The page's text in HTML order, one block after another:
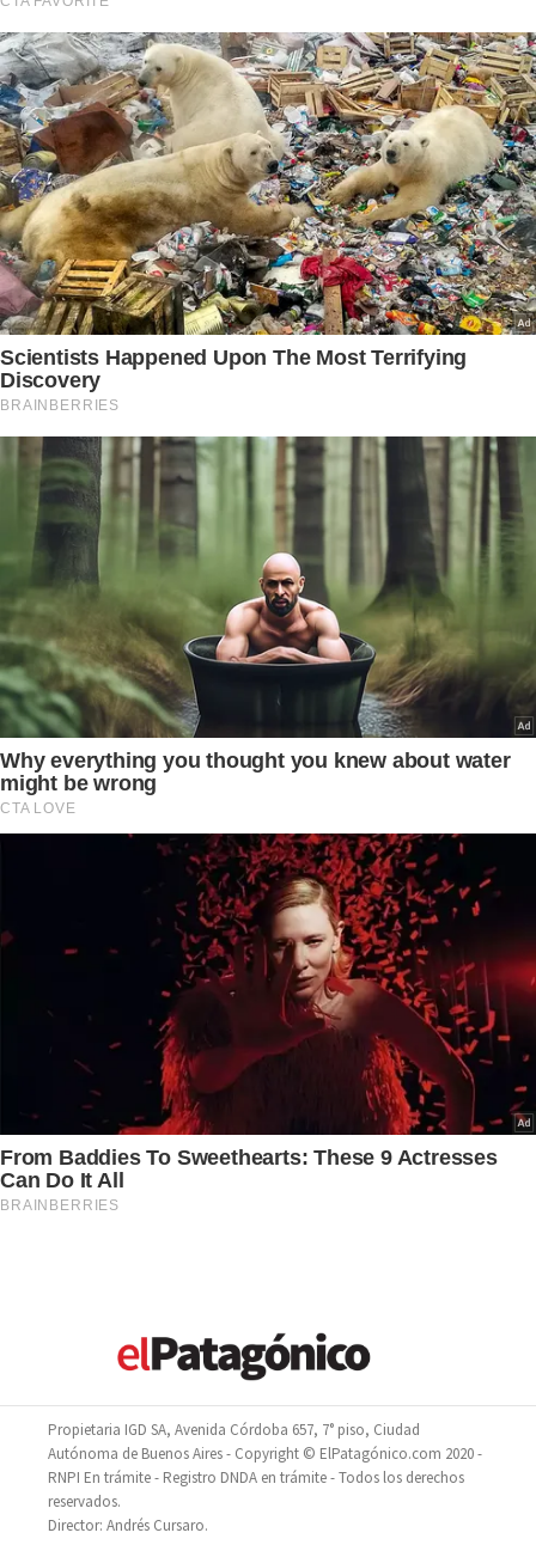
Propietaria IGD SA, Avenida Córdoba 657, 7° piso, Ciudad
Autónoma de Buenos Aires - Copyright © ElPatagónico.com 2020 -
RNPI En trámite - Registro DNDA en trámite - Todos los derechos
reservados.
Director: Andrés Cursaro.